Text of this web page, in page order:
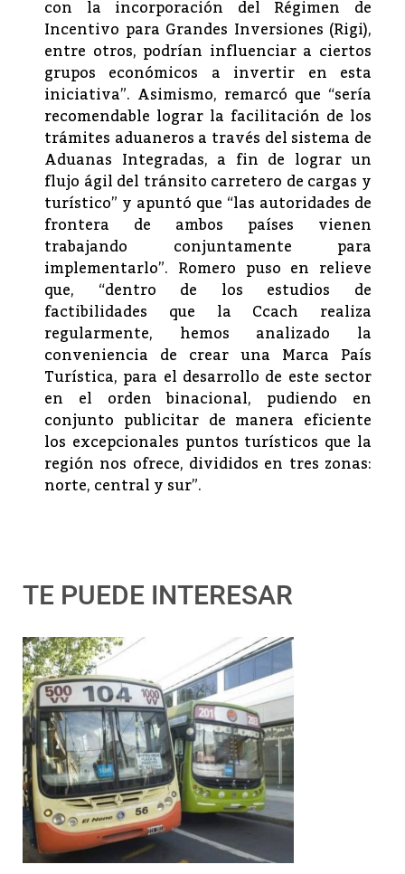
con la incorporación del Régimen de
Incentivo para Grandes Inversiones (Rigi),
entre otros, podrían influenciar a ciertos
grupos económicos a invertir en esta
iniciativa”. Asimismo, remarcó que “sería
recomendable lograr la facilitación de los
trámites aduaneros a través del sistema de
Aduanas Integradas, a fin de lograr un
flujo ágil del tránsito carretero de cargas y
turístico” y apuntó que “las autoridades de
frontera de ambos países vienen
trabajando conjuntamente para
implementarlo”. Romero puso en relieve
que, “dentro de los estudios de
factibilidades que la Ccach realiza
regularmente, hemos analizado la
conveniencia de crear una Marca País
Turística, para el desarrollo de este sector
en el orden binacional, pudiendo en
conjunto publicitar de manera eficiente
los excepcionales puntos turísticos que la
región nos ofrece, divididos en tres zonas:
norte, central y sur”.
TE PUEDE INTERESAR